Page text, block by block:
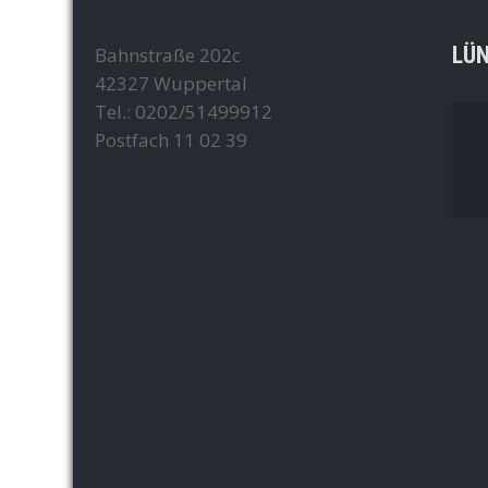
Bahnstraße 202c
42327 Wuppertal
Tel.: 0202/51499912
Postfach 11 02 39